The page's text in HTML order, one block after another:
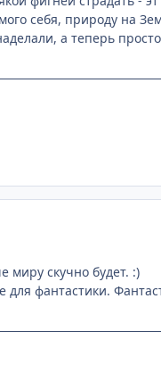
себя, природу на
а теперь
миру скучно будет. :)
фантастики.